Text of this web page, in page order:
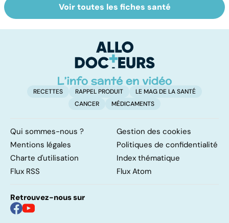
pilonidal, un
Tout savoir sur
les virus
Voir toutes les fiches santé
RECETTES RAPPEL PRODUIT
LE MAG DE LA SANTÉ
CANCER
MÉDICAMENTS
Qui sommes-nous ?
Gestion des cookies
Mentions légales
Politiques de confidentialité
Charte d'utilisation
Index thématique
Flux RSS
Flux Atom
Retrouvez-nous sur